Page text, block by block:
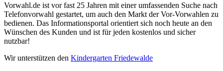
Vorwahl.de ist vor fast 25 Jahren mit einer umfassenden Suche nach
Telefonvorwahl gestartet, um auch den Markt der Vor-Vorwahlen zu
bedienen. Das Informationsportal orientiert sich noch heute an den
Wünschen des Kunden und ist für jeden kostenlos und sicher
nutzbar!
Wir unterstützen den Kindergarten Friedewalde